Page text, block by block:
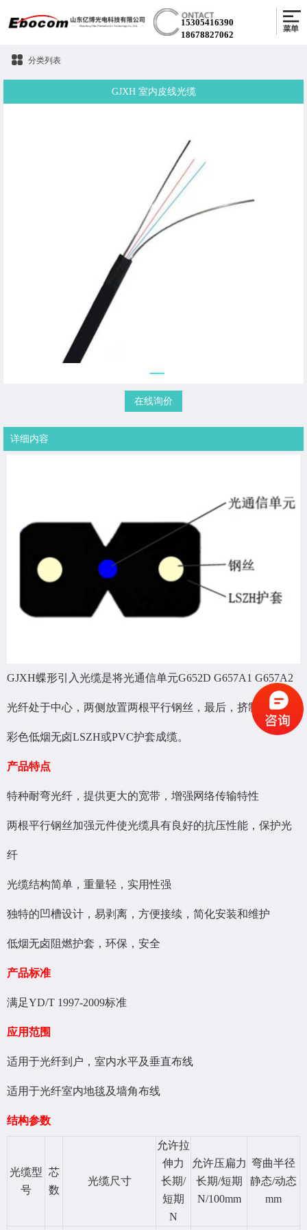
15305416390
18678827062
分类列表
GJXH 室内皮线光缆
在线询价
详细内容
GJXH蝶形引入光缆是将光通信单元G652D G657A1 G657A2
光纤处于中心，两侧放置两根平行钢丝，最后，挤制黑色或
彩色低烟无卤LSZH或PVC护套成缆。
产品特点
特种耐弯光纤，提供更大的宽带，增强网络传输特性
两根平行钢丝加强元件使光缆具有良好的抗压性能，保护光
纤
光缆结构简单，重量轻，实用性强
独特的凹槽设计，易剥离，方便接续，简化安装和维护
低烟无卤阻燃护套，环保，安全
产品标准
满足YD/T 1997-2009标准
应用范围
适用于光纤到户，室内水平及垂直布线
适用于光纤室内地毯及墙角布线
结构参数
光缆型
号
芯
数
光缆尺寸
允许拉
伸力
长期/
短期
N
允许压扁力
长期/短期
N/100mm
弯曲半径
静态/动态
mm